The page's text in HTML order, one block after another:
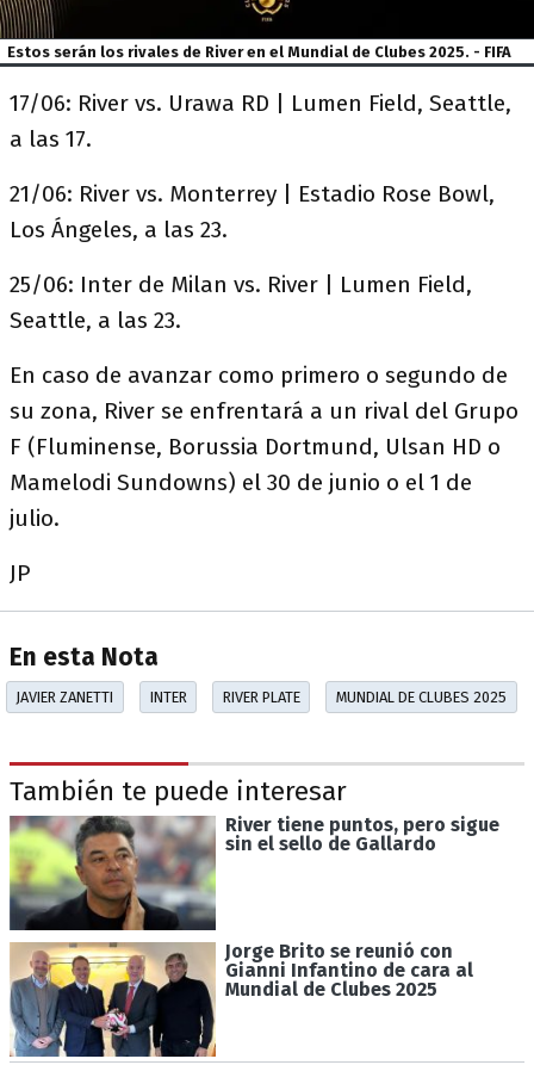
Estos serán los rivales de River en el Mundial de Clubes 2025. - FIFA
17/06: River vs. Urawa RD | Lumen Field, Seattle,
a las 17.
21/06: River vs. Monterrey | Estadio Rose Bowl,
Los Ángeles, a las 23.
25/06: Inter de Milan vs. River | Lumen Field,
Seattle, a las 23.
En caso de avanzar como primero o segundo de
su zona, River se enfrentará a un rival del Grupo
F (Fluminense, Borussia Dortmund, Ulsan HD o
Mamelodi Sundowns) el 30 de junio o el 1 de
julio.
JP
En esta Nota
JAVIER ZANETTI INTER RIVER PLATE MUNDIAL DE CLUBES 2025
También te puede interesar
River tiene puntos, pero sigue
sin el sello de Gallardo
Jorge Brito se reunió con
Gianni Infantino de cara al
Mundial de Clubes 2025